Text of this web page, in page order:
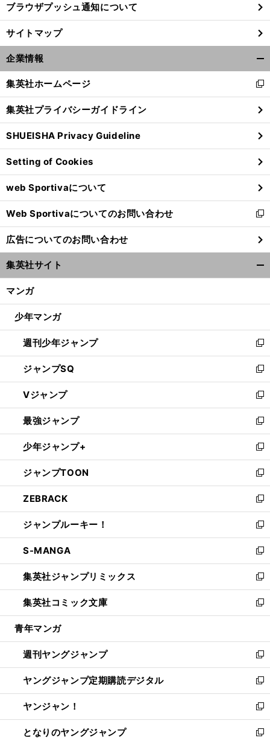
ブラウザプッシュ通知について
サイトマップ
企業情報
閉
る
集英社ホームページ
新
し
い
ウ
ィ
ン
ド
ウ
で
開
く
集英社プライバシーガイドライン
SHUEISHA Privacy Guideline
Setting of Cookies
web Sportivaについて
Web Sportivaについてのお問い合わせ
新
し
い
ウ
ィ
ン
ウ
開
く
広告についてのお問い合わせ
集英社サイト
マンガ
少年マンガ
週刊少年ジャンプ
新
し
い
ウ
ィ
ン
ド
ウ
で
開
く
ジャンプSQ
新
し
い
ウ
ィ
ン
ド
ウ
で
開
く
Vジャンプ
新
し
い
ウ
ィ
ン
ド
ウ
で
開
く
最強ジャンプ
新
し
い
ウ
ィ
ン
ド
ウ
で
開
く
少年ジャンプ+
新
し
い
ウ
ィ
ン
ド
ウ
で
開
く
ジャンプTOON
新
し
い
ウ
ィ
ン
ド
ウ
で
開
く
ZEBRACK
新
し
い
ウ
ィ
ン
ド
ウ
で
開
ジャンプルーキー！
新
し
い
ウ
ィ
ン
ド
ウ
開
く
S-MANGA
新
し
い
ウ
ィ
ン
ウ
で
開
く
集英社ジャンプリミックス
新
し
い
ウ
ン
ド
ウ
で
開
く
集英社コミック文庫
新
し
ウ
ィ
ン
ド
ウ
で
開
く
青年マンガ
週刊ヤングジャンプ
新
し
い
ウ
ィ
ン
ド
ヤングジャンプ定期購読デジタル
新
し
い
ウ
ィ
ヤンジャン！
新
し
い
となりのヤングジャンプ
新